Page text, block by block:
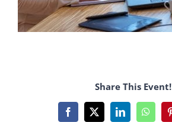
Share This Event!